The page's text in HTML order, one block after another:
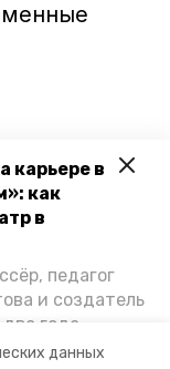
данных
карьере в
как
в
педагог
и создатель
года
спектаклей,
уровень
глава